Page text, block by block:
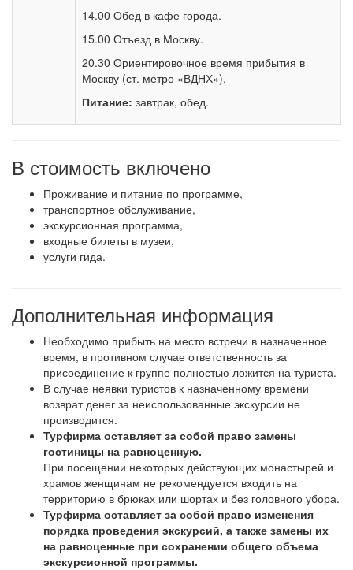
14.00 Обед в кафе города.
15.00 Отъезд в Москву.
20.30 Ориентировочное время прибытия в
Москву (ст. метро «ВДНХ»).
Питание: завтрак, обед.
В стоимость включено
Проживание и питание по программе,
транспортное обслуживание,
экскурсионная программа,
входные билеты в музеи,
услуги гида.
Дополнительная информация
Необходимо прибыть на место встречи в назначенное
время, в противном случае ответственность за
присоединение к группе полностью ложится на туриста.
В случае неявки туристов к назначенному времени
возврат денег за неиспользованные экскурсии не
производится.
Турфирма оставляет за собой право замены
гостиницы на равноценную.
При посещении некоторых действующих монастырей и
храмов женщинам не рекомендуется входить на
территорию в брюках или шортах и без головного убора.
Турфирма оставляет за собой право изменения
порядка проведения экскурсий, а также замены их
на равноценные при сохранении общего объема
экскурсионной программы.